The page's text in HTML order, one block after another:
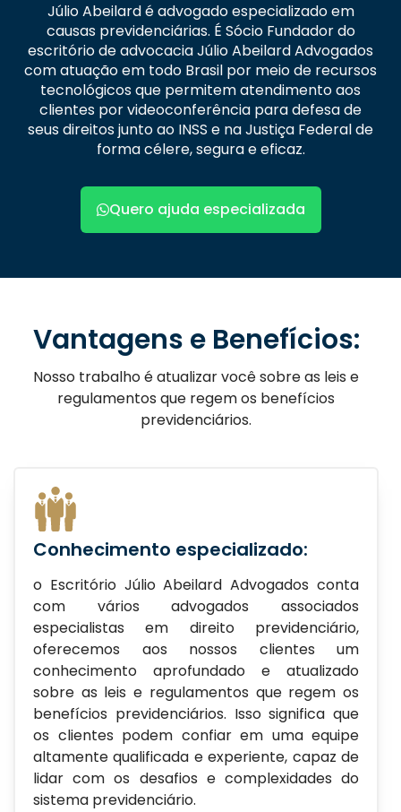
Júlio Abeilard é advogado especializado em
causas previdenciárias. É Sócio Fundador do
escritório de advocacia Júlio Abeilard Advogados
com atuação em todo Brasil por meio de recursos
tecnológicos que permitem atendimento aos
clientes por videoconferência para defesa de
seus direitos junto ao INSS e na Justiça Federal de
forma célere, segura e eficaz.
Quero ajuda especializada
Vantagens e Benefícios:
Nosso trabalho éatualizar você sobre as leis e
regulamentos que regem os benefícios
previdenciários.
Conhecimento especializado:
o Escritório Júlio Abeilard Advogados conta
com vários advogados associados
especialistas em direito previdenciário,
oferecemos aos nossos clientes um
conhecimento aprofundado e atualizado
sobre as leis e regulamentos que regem os
benefícios previdenciários. Isso significa que
os clientes podem confiar em uma equipe
altamente qualificada e experiente, capaz de
lidar com os desafios e complexidades do
sistema previdenciário.